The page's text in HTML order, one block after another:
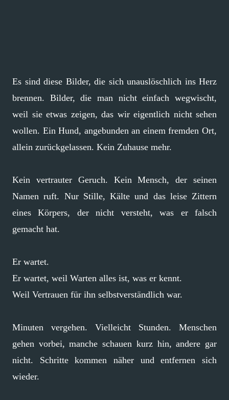
Es sind diese Bilder, die sich unauslöschlich ins Herz
brennen. Bilder, die man nicht einfach wegwischt,
weil sie etwas zeigen, das wir eigentlich nicht sehen
wollen. Ein Hund, angebunden an einem fremden Ort,
allein zurückgelassen. Kein Zuhause mehr.
Kein vertrauter Geruch. Kein Mensch, der seinen
Namen ruft. Nur Stille, Kälte und das leise Zittern
eines Körpers, der nicht versteht, was er falsch
gemacht hat.
Er wartet.
Er wartet, weil Warten alles ist, was er kennt.
Weil Vertrauen für ihn selbstverständlich war.
Minuten vergehen. Vielleicht Stunden. Menschen
gehen vorbei, manche schauen kurz hin, andere gar
nicht. Schritte kommen näher und entfernen sich
wieder.